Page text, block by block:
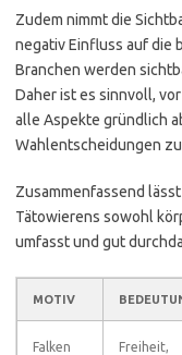
Zudem nimmt die
negativ Einfluss auf die
Branchen werden
Daher ist es sinnvoll,
alle Aspekte gründlich
Wahlentscheidungen
Zusammenfassend
Tätowierens sowohl
umfasst und gut
MOTIV
Falken
Freiheit,